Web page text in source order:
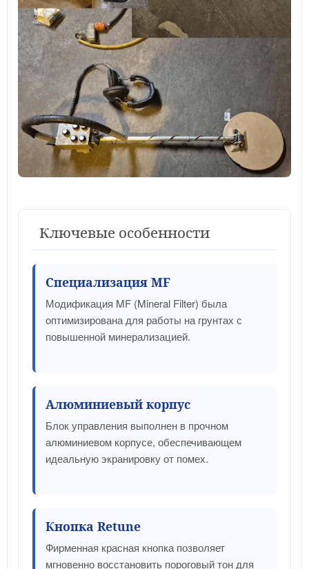
Ключевые особенности
Специализация MF
Модификация MF (Mineral Filter) была
оптимизирована для работы на грунтах с
повышенной минерализацией.
Алюминиевый корпус
Блок управления выполнен в прочном
алюминиевом корпусе, обеспечивающем
идеальную экранировку от помех.
Кнопка Retune
Фирменная красная кнопка позволяет
мгновенно восстановить пороговый тон для